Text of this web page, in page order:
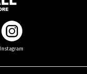
Instagram